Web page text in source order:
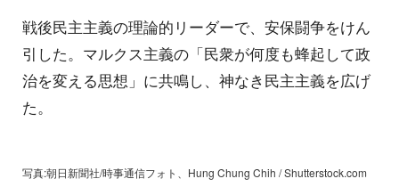
戦後民主主義の理論的リーダーで、安保闘争をけん
引した。マルクス主義の「民衆が何度も蜂起して政
治を変える思想」に共鳴し、神なき民主主義を広げ
た。
写真:朝日新聞社/時事通信フォト、Hung Chung Chih / Shutterstock.com